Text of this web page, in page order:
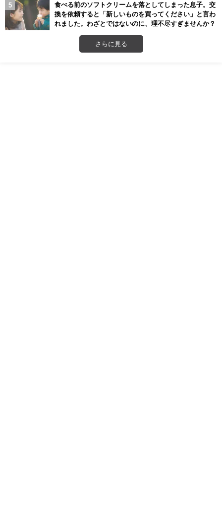
食べる前のソフトクリームを落としてしまった息子。交
換を依頼すると「新しいものを買ってください」と言わ
れました。わざとではないのに、理不尽すぎませんか？
さらに見る